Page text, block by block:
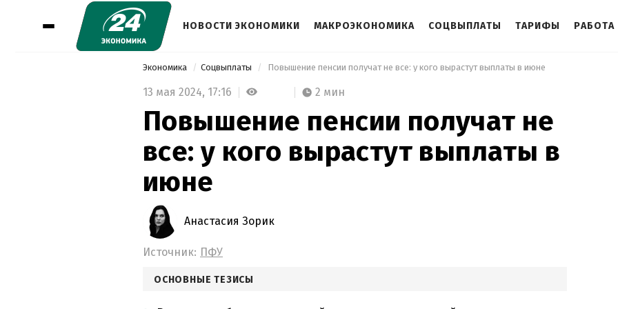
НОВОСТИ ЭКОНОМИКИ МАКРОЭКОНОМИКА СОЦВЫПЛАТЫ ТАРИФЫ РАБОТА
Экономика Соцвыплаты Повышение пенсии получат не все: у кого вырастут выплаты в июне
13 мая 2024, 17:16 2 мин
Повышение пенсии получат не
все: у кого вырастут выплаты в
июне
Анастасия Зорик
Источник: ПФУ
ОСНОВНЫЕ ТЕЗИСЫ